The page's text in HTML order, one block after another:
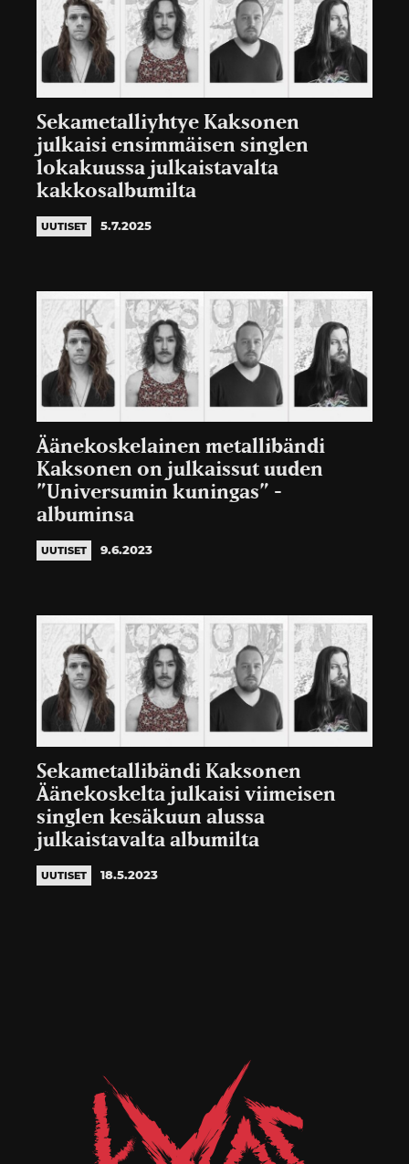
Sekametalliyhtye Kaksonen
julkaisi ensimmäisen singlen
lokakuussa julkaistavalta
kakkosalbumilta
UUTISET 5.7.2025
Äänekoskelainen metallibändi
Kaksonen on julkaissut uuden
”Universumin kuningas” -
albuminsa
UUTISET 9.6.2023
Sekametallibändi Kaksonen
Äänekoskelta julkaisi viimeisen
singlen kesäkuun alussa
julkaistavalta albumilta
UUTISET 18.5.2023